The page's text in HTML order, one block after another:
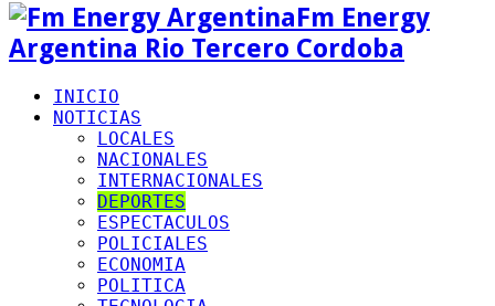
Fm Energy
Argentina Rio Tercero Cordoba
INICIO
NOTICIAS
LOCALES
NACIONALES
INTERNACIONALES
DEPORTES
ESPECTACULOS
POLICIALES
ECONOMIA
POLITICA